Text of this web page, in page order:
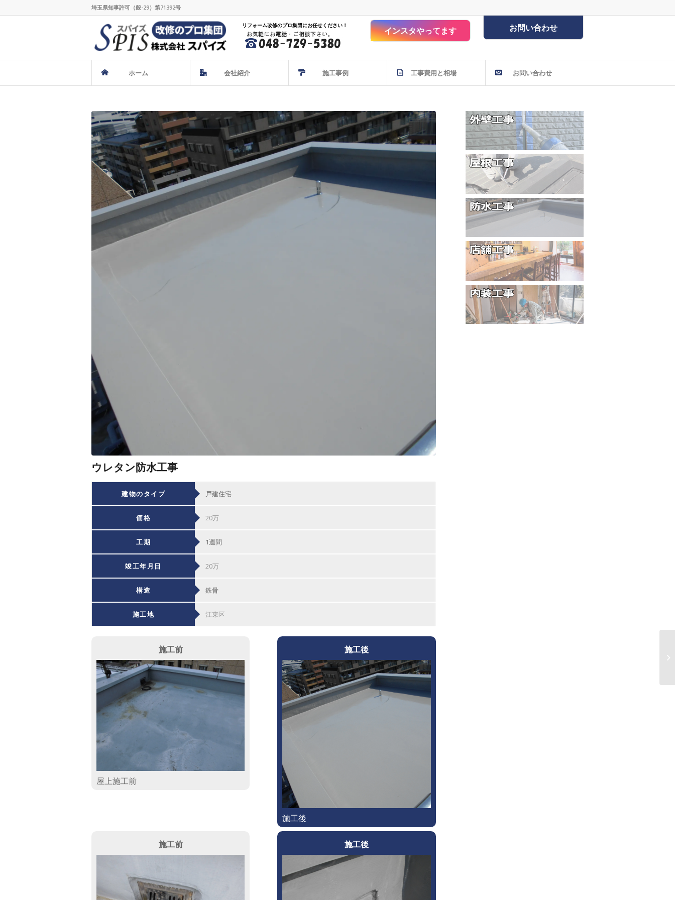
埼玉県知事許可（般-29）第71392号
リフォーム改修のプロ集団にお任せください！ お問い合わせ
インスタやってます
ホーム 会社紹介 施工事例 工事費用と相場 お問い合わせ
ウレタン防水工事
建物のタイプ 戸建住宅
価格 20万
工期 1週間
竣工年月日 20万
構造 鉄骨
施工地 江東区
施工前
屋上施工前
施工後
施工後
施工前 施工後